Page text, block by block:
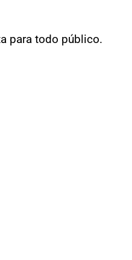
para todo público.